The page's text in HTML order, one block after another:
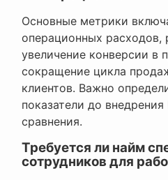
Основные метрики
операционных расходов,
увеличение конверсии в
сокращение цикла
клиентов. Важно
показатели до
сравнения.
Требуется ли найм
сотрудников для